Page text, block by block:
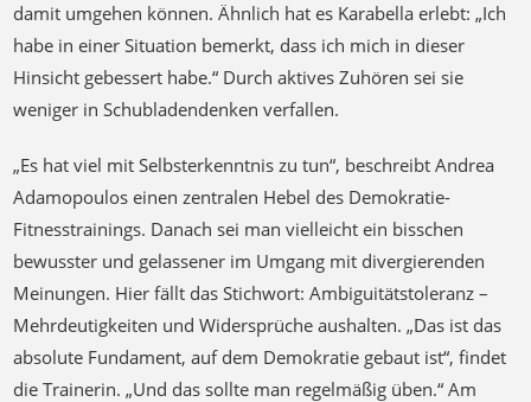
damit umgehen können. Ähnlich hat es Karabella erlebt: „Ich
habe in einer Situation bemerkt, dass ich mich in dieser
Hinsicht gebessert habe.“ Durch aktives Zuhören sei sie
weniger in Schubladendenken verfallen.
„Es hat viel mit Selbsterkenntnis zu tun“, beschreibt Andrea
Adamopoulos einen zentralen Hebel des Demokratie-
Fitnesstrainings. Danach sei man vielleicht ein bisschen
bewusster und gelassener im Umgang mit divergierenden
Meinungen. Hier fällt das Stichwort: Ambiguitätstoleranz –
Mehrdeutigkeiten und Widersprüche aushalten. „Das ist das
absolute Fundament, auf dem Demokratie gebaut ist“, findet
die Trainerin. „Und das sollte man regelmäßig üben.“ Am